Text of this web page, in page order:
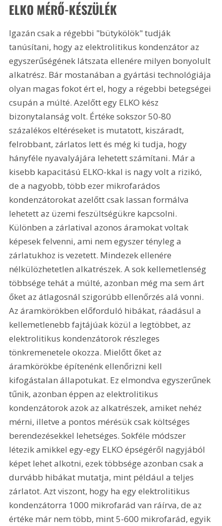
ELKO MÉRŐ-KÉSZÜLÉK
Igazán csak a régebbi "bütykölök" tudják
tanúsítani, hogy az elektrolitikus kondenzátor az
egyszerűségének látszata ellenére milyen bonyolult
alkatrész. Bár mostanában a gyártási technológiája
olyan magas fokot ért el, hogy a régebbi betegségei
csupán a múlté. Azelőtt egy ELKO kész
bizonytalanság volt. Értéke sokszor 50-80
százalékos eltéréseket is mutatott, kiszáradt,
felrobbant, zárlatos lett és még ki tudja, hogy
hányféle nyavalyájára lehetett számítani. Már a
kisebb kapacitású ELKO-kkal is nagy volt a rizikó,
de a nagyobb, több ezer mikrofarádos
kondenzátorokat azelőtt csak lassan formálva
lehetett az üzemi feszültségükre kapcsolni.
Különben a zárlatival azonos áramokat voltak
képesek felvenni, ami nem egyszer tényleg a
zárlatukhoz is vezetett. Mindezek ellenére
nélkülözhetetlen alkatrészek. A sok kellemetlenség
többsége tehát a múlté, azonban még ma sem árt
őket az átlagosnál szigorúbb ellenőrzés alá vonni.
Az áramkörökben előforduló hibákat, ráadásul a
kellemetlenebb fajtájúak közül a legtöbbet, az
elektrolitikus kondenzátorok részleges
tönkremenetele okozza. Mielőtt őket az
áramkörökbe építenénk ellenőrizni kell
kifogástalan állapotukat. Ez elmondva egyszerűnek
tűnik, azonban éppen az elektrolitikus
kondenzátorok azok az alkatrészek, amiket nehéz
mérni, illetve a pontos mérésük csak költséges
berendezésekkel lehetséges. Sokféle módszer
létezik amikkel egy-egy ELKO épségéről nagyjából
képet lehet alkotni, ezek többsége azonban csak a
durvább hibákat mutatja, mint például a teljes
zárlatot. Azt viszont, hogy ha egy elektrolitikus
kondenzátorra 1000 mikrofarád van ráírva, de az
értéke már nem több, mint 5-600 mikrofarád, egyik